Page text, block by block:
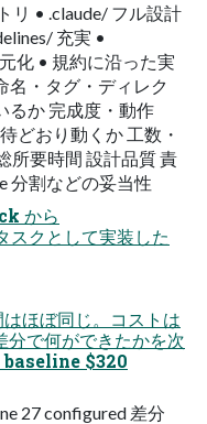
リ • .claude/ フル設計
充実 •
化 • 規約に沿った実
名・タグ・ディレク
るか 完成度・動作
どおり動くか 工数・
所要時間 設計品質 責
分割などの妥当性
から
クとして実装した
ほぼ同じ。コストは
で何ができたかを次
baseline $320
27 configured 差分